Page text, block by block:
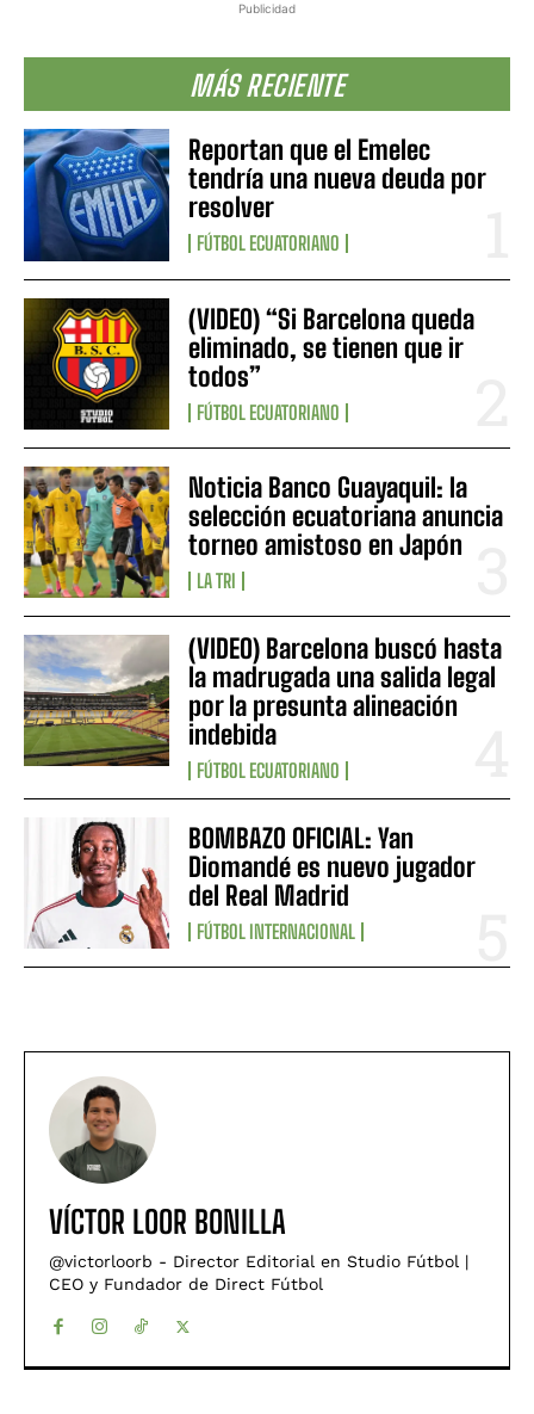
Publicidad
MÁS RECIENTE
Reportan que el Emelec
tendría una nueva deuda por
resolver
FÚTBOL ECUATORIANO
(VIDEO) “Si Barcelona queda
eliminado, se tienen que ir
todos”
FÚTBOL ECUATORIANO
Noticia Banco Guayaquil: la
selección ecuatoriana anuncia
torneo amistoso en Japón
LA TRI
(VIDEO) Barcelona buscó hasta
la madrugada una salida legal
por la presunta alineación
indebida
FÚTBOL ECUATORIANO
BOMBAZO OFICIAL: Yan
Diomandé es nuevo jugador
del Real Madrid
FÚTBOL INTERNACIONAL
VÍCTOR LOOR BONILLA
@victorloorb - Director Editorial en Studio Fútbol |
CEO y Fundador de Direct Fútbol